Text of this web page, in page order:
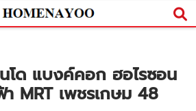
โด แบงค์คอก ฮอไรซอน
MRT เพชรเกษม 48